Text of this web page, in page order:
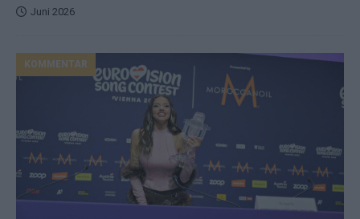
Juni 2026
KOMMENTAR